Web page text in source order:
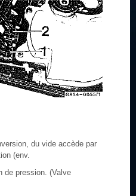
du vide accède par
(env.
de pression. (Valve